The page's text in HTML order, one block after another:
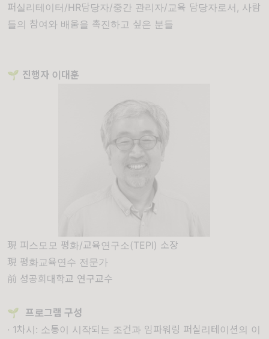
퍼실리테이터/HR담당자/중간 관리자/교육 담당자로서, 사람
들의 참여와 배움을 촉진하고 싶은 분들
🌱 진행자 이대훈
現 피스모모 평화/교육연구소(TEPI) 소장
現 평화교육연수 전문가
前 성공회대학교 연구교수
🌱 프로그램 구성
· 1차시: 소통이 시작되는 조건과 임파워링 퍼실리테이션의 이